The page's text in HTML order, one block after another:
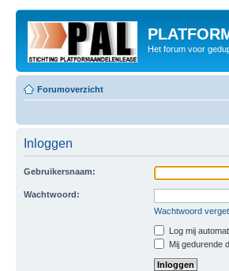
Het forum voor
Forumoverzicht
Inloggen
Gebruikersnaam:
Wachtwoord:
Wachtwoord
Log mij
Mij gedurende